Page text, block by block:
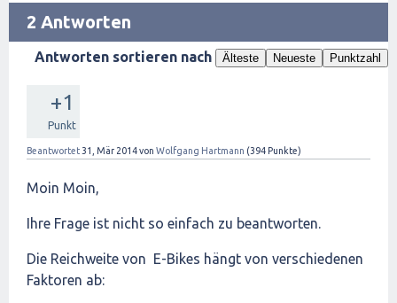
2 Antworten
Antworten sortieren nach Älteste Neueste Punktzahl
+1
Punkt
Beantwortet 31, Mär 2014von Wolfgang Hartmann (394 Punkte)
Moin Moin,
Ihre Frage ist nicht so einfach zu beantworten.
Die Reichweite von E-Bikes hängt von verschiedenen
Faktoren ab: